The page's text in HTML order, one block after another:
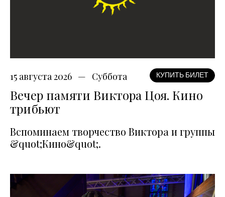
15 августа 2026 Суббота КУПИТЬ БИЛЕТ
Вечер памяти Виктора Цоя. Кино
трибьют
Вспоминаем творчество Виктора и группы
&quot;Кино&quot;.